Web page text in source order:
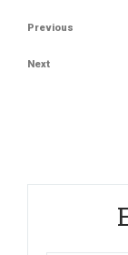
Previous
Previous
Next
Next